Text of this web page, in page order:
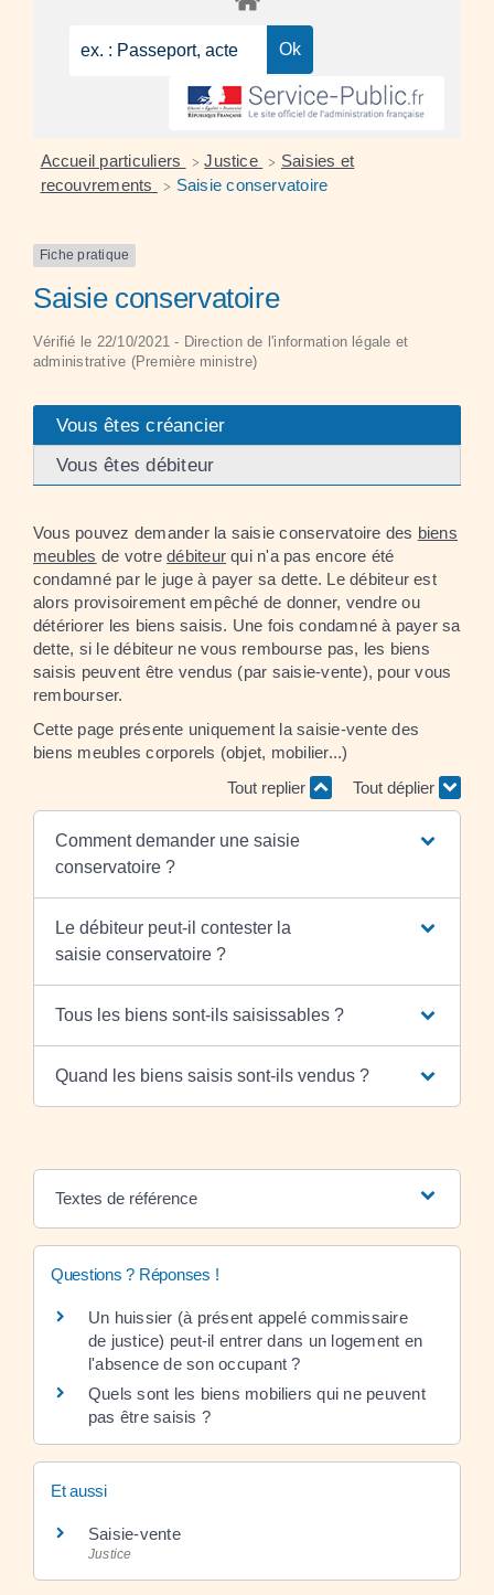
Accueil particuliers > Justice > Saisies et
recouvrements
> Saisie conservatoire
Fiche pratique
Saisie conservatoire
Vérifié le 22/10/2021 - Direction de l'information légale et
administrative (Première ministre)
Vous êtes créancier
Vous êtes débiteur
Vous pouvez demander la saisie conservatoire des biens
meubles de votredébiteur qui n'a pas encore été
condamné par le juge à payer sa dette. Le débiteur est
alors provisoirement empêché de donner, vendre ou
détériorer les biens saisis. Une fois condamné à payer sa
dette, si le débiteur ne vous rembourse pas, les biens
saisis peuvent être vendus (par saisie-vente), pour vous
rembourser.
Cette page présente uniquement la saisie-vente des
biens meubles corporels (objet, mobilier...)
Tout replier
Tout déplier
Comment demander une saisie
conservatoire ?
Le débiteur peut-il contester la
saisie conservatoire ?
Tous les biens sont-ils saisissables ?
Quand les biens saisis sont-ils vendus ?
Textes de référence
Questions ? Réponses !
Un huissier (à présent appelé commissaire
de justice) peut-il entrer dans un logement en
l'absence de son occupant ?
Quels sont les biens mobiliers qui ne peuvent
pas être saisis ?
Et aussi
Saisie-vente
Justice